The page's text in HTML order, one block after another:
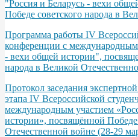
"Россия и Беларусь - вехи
Победе советского народа в
Программа работы IV
конференции с
- вехи общей истории",
народа в Великой
Протокол заседания
этапа IV Всероссийской
международным участием
истории», посвящённой
Отечественной войне (28-29